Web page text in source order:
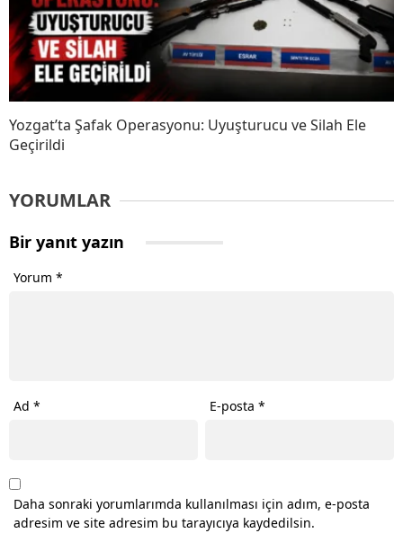
Yozgat’ta Şafak Operasyonu: Uyuşturucu ve Silah Ele
Geçirildi
YORUMLAR
Bir yanıt yazın
Yorum *
Ad * E-posta*
Daha sonraki yorumlarımda kullanılması için adım, e-posta
adresim ve site adresim bu tarayıcıya kaydedilsin.